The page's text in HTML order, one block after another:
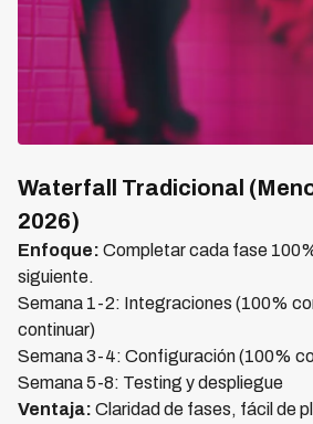
Waterfall Tradicional
2026)
Enfoque: Completar cada fase
siguiente.
Semana 1-2: Integraciones (100%
continuar)
Semana 3-4: Configuración (100%
Semana 5-8: Testing y despliegue
Ventaja: Claridad de fases, fácil de